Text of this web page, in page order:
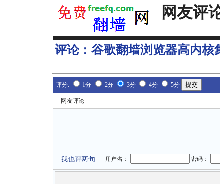
网友评
评论： 谷歌翻墙浏览器高内核
评分: 1分 2分 3分 4分 5分
网友评论
我也评两句 用户名： 密码：